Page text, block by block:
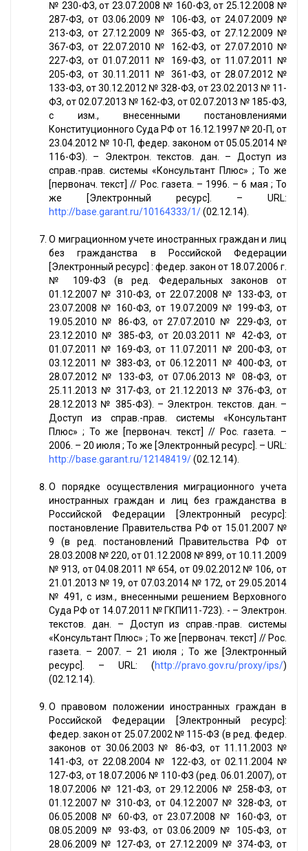
№ 230-ФЗ, от 23.07.2008 № 160-ФЗ, от 25.12.2008 №
287-ФЗ, от 03.06.2009 № 106-ФЗ, от 24.07.2009 №
213-ФЗ, от 27.12.2009 № 365-ФЗ, от 27.12.2009 №
367-ФЗ, от 22.07.2010 № 162-ФЗ, от 27.07.2010 №
227-ФЗ, от 01.07.2011 № 169-ФЗ, от 11.07.2011 №
205-ФЗ, от 30.11.2011 № 361-ФЗ, от 28.07.2012 №
133-ФЗ, от 30.12.2012 № 328-ФЗ, от 23.02.2013 № 11-
ФЗ, от 02.07.2013 № 162-ФЗ, от 02.07.2013 № 185-ФЗ,
с изм., внесенными постановлениями
Конституционного Суда РФ от 16.12.1997 № 20-П, от
23.04.2012 № 10-П, федер. законом от 05.05.2014 №
116-ФЗ). – Электрон. текстов. дан. – Доступ из
справ.-прав. системы «Консультант Плюс» ; То же
[первонач. текст] // Рос. газета. – 1996. – 6 мая ; То
же [Электронный ресурс]. – URL:
http://base.garant.ru/10164333/1/(02.12.14).
О миграционном учете иностранных граждан и лиц
без гражданства в Российской Федерации
[Электронный ресурс] : федер. закон от 18.07.2006 г.
№ 109-ФЗ (в ред. Федеральных законов от
01.12.2007 № 310-ФЗ, от 22.07.2008 № 133-ФЗ, от
23.07.2008 № 160-ФЗ, от 19.07.2009 № 199-ФЗ, от
19.05.2010 № 86-ФЗ, от 27.07.2010 № 229-ФЗ, от
23.12.2010 № 385-ФЗ, от 20.03.2011 № 42-ФЗ, от
01.07.2011 № 169-ФЗ, от 11.07.2011 № 200-ФЗ, от
03.12.2011 № 383-ФЗ, от 06.12.2011 № 400-ФЗ, от
28.07.2012 № 133-ФЗ, от 07.06.2013 № 08-ФЗ, от
25.11.2013 № 317-ФЗ, от 21.12.2013 № 376-ФЗ, от
28.12.2013 № 385-ФЗ). – Электрон. текстов. дан. –
Доступ из справ.-прав. системы «Консультант
Плюс» ; То же [первонач. текст] // Рос. газета. –
2006. – 20 июля ; То же [Электронный ресурс]. – URL:
http://base.garant.ru/12148419/(02.12.14).
О порядке осуществления миграционного учета
иностранных граждан и лиц без гражданства в
Российской Федерации [Электронный ресурс]:
постановление Правительства РФ от 15.01.2007 №
9 (в ред. постановлений Правительства РФ от
28.03.2008 № 220, от 01.12.2008 № 899, от 10.11.2009
№ 913, от 04.08.2011 № 654, от 09.02.2012 № 106, от
21.01.2013 № 19, от 07.03.2014 № 172, от 29.05.2014
№ 491, с изм., внесенными решением Верховного
Суда РФ от 14.07.2011 № ГКПИ11-723). - – Электрон.
текстов. дан. – Доступ из справ.-прав. системы
«Консультант Плюс» ; То же [первонач. текст] // Рос.
газета. – 2007. – 21 июля ; То же [Электронный
ресурс]. – URL: (http://pravo.gov.ru/proxy/ips/)
(02.12.14).
О правовом положении иностранных граждан в
Российской Федерации [Электронный ресурс]:
федер. закон от 25.07.2002 № 115-ФЗ (в ред. федер.
законов от 30.06.2003 № 86-ФЗ, от 11.11.2003 №
141-ФЗ, от 22.08.2004 № 122-ФЗ, от 02.11.2004 №
127-ФЗ, от 18.07.2006 № 110-ФЗ (ред. 06.01.2007), от
18.07.2006 № 121-ФЗ, от 29.12.2006 № 258-ФЗ, от
01.12.2007 № 310-ФЗ, от 04.12.2007 № 328-ФЗ, от
06.05.2008 № 60-ФЗ, от 23.07.2008 № 160-ФЗ, от
08.05.2009 № 93-ФЗ, от 03.06.2009 № 105-ФЗ, от
28.06.2009 № 127-ФЗ, от 27.12.2009 № 374-ФЗ, от